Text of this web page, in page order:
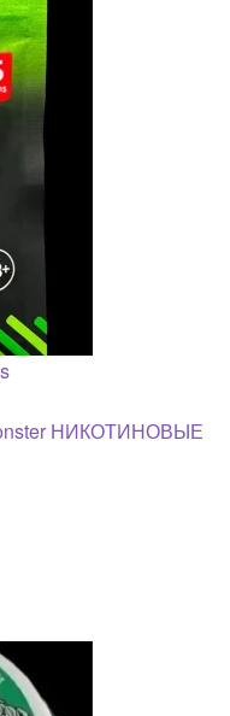
НИКОТИНОВЫЕ